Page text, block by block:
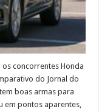
os concorrentes Honda
do Jornal do
boas armas para
em pontos aparentes,